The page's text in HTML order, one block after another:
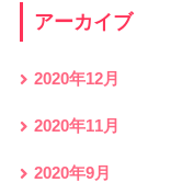
アーカイブ
2020年12月
2020年11月
2020年9月